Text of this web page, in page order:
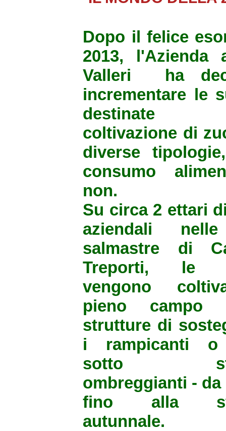
Dopo il felice
2013, l'Azienda
Valleri ha
incrementare le
coltivazione di
diverse
consumo
non.
Su circa 2 ettari
aziendali
salmastre di
Treporti, le
vengono
pieno
strutture di
i rampicanti o
sotto
ombreggianti -
fino alla
autunnale.